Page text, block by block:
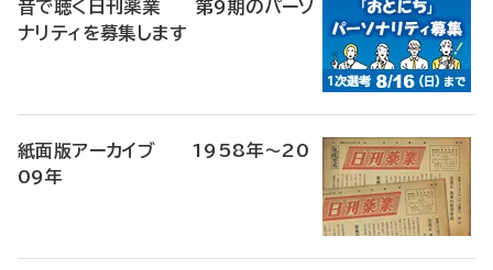
音で聴く日刊薬業 第9期のパーソ
ナリティを募集します
紙面版アーカイブ 1958年～20
09年